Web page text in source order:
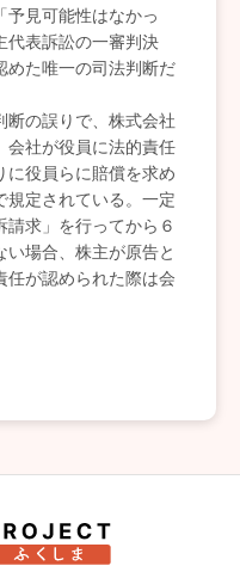
予見可能性はなかっ
代表訴訟の一審判決
めた唯一の司法判断だ
断の誤りで、株式会社
会社が役員に法的責任
に役員らに賠償を求め
規定されている。一定
求」を行ってから６
い場合、株主が原告と
任が認められた際は会